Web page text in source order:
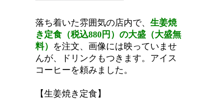
落ち着いた雰囲気の店内で、 生姜焼
き定食（税込880円）の大盛（大盛無
料） を注文、画像には映っていませ
んが、ドリンクもつきます。アイス
コーヒーを頼みました。
【生姜焼き定食】